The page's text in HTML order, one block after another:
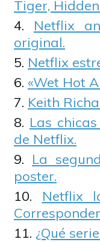
Tiger,
Netflix
original.
Netflix
«Wet Hot
Keith
Las
de Netflix.
La
poster.
Netflix
¿Qué